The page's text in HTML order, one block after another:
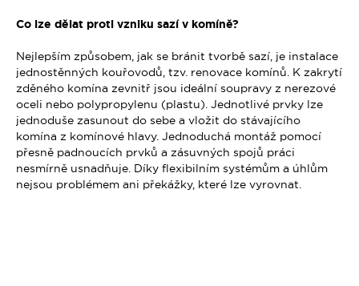
Co lze dělat proti vzniku sazí v komíně?
Nejlepším způsobem, jak se bránit tvorbě sazí, je instalace
jednostěnných kouřovodů, tzv. renovace komínů. K zakrytí
zděného komína zevnitř jsou ideální soupravy z nerezové
oceli nebo polypropylenu (plastu). Jednotlivé prvky lze
jednoduše zasunout do sebe a vložit do stávajícího
komína z komínové hlavy. Jednoduchá montáž pomocí
přesně padnoucích prvků a zásuvných spojů práci
nesmírně usnadňuje. Díky flexibilním systémům a úhlům
nejsou problémem ani překážky, které lze vyrovnat.